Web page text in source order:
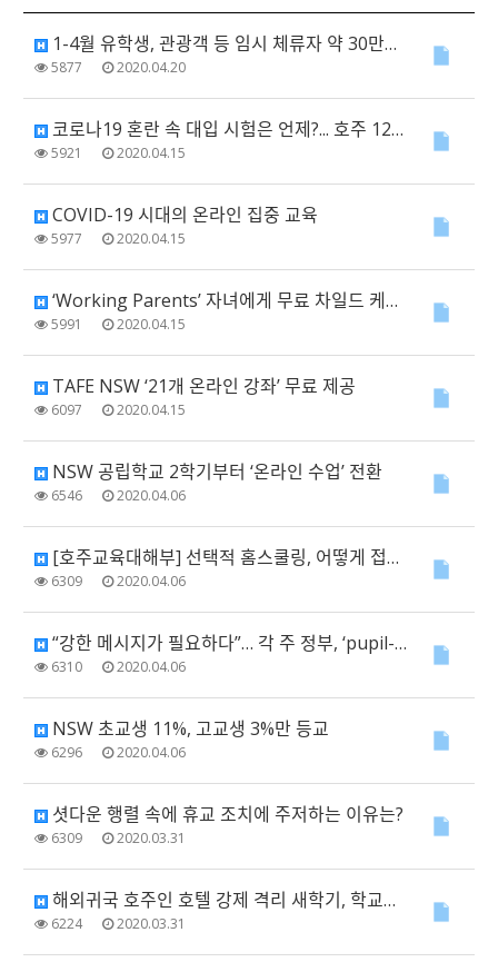
1-4월 유학생, 관광객 등 임시 체류자 약 30만명 출국 예상
5877 2020.04.20
코로나19 혼란 속 대입 시험은 언제?... 호주 12학년 학생들 불안감 커져
5921 2020.04.15
COVID-19 시대의 온라인 집중 교육
5977 2020.04.15
‘Working Parents’ 자녀에게 무료 차일드 케어 제공
5991 2020.04.15
TAFE NSW ‘21개 온라인 강좌’ 무료 제공
6097 2020.04.15
NSW 공립학교 2학기부터 ‘온라인 수업’ 전환
6546 2020.04.06
[호주교육대해부] 선택적 홈스쿨링, 어떻게 접근해야 할까?
6309 2020.04.06
“강한 메시지가 필요하다”… 각 주 정부, ‘pupil-free’ 선언
6310 2020.04.06
NSW 초교생 11%, 고교생 3%만 등교
6296 2020.04.06
셧다운 행렬 속에 휴교 조치에 주저하는 이유는?
6309 2020.03.31
해외귀국 호주인 호텔 강제 격리 새학기, 학교는 어쩔 수 없는 경우만 등교
6224 2020.03.31